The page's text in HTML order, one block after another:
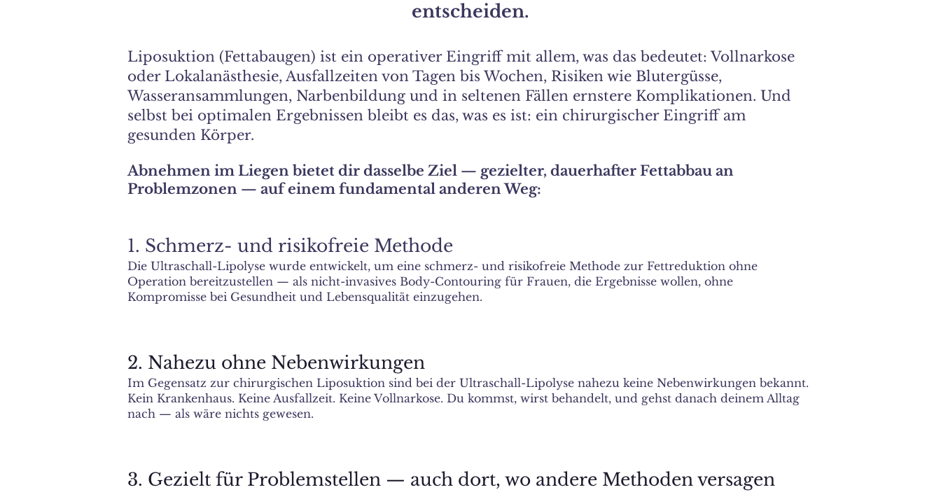
entscheiden.
Liposuktion (Fettabaugen) ist ein operativer Eingriff mit allem, was das bedeutet: Vollnarkose
oder Lokalanästhesie, Ausfallzeiten von Tagen bis Wochen, Risiken wie Blutergüsse,
Wasseransammlungen, Narbenbildung und in seltenen Fällen ernstere Komplikationen. Und
selbst bei optimalen Ergebnissen bleibt es das, was es ist: ein chirurgischer Eingriff am
gesunden Körper.
Abnehmen im Liegen bietet dir dasselbe Ziel — gezielter, dauerhafter Fettabbau an
Problemzonen — auf einem fundamental anderen Weg:
1. Schmerz- und risikofreie Methode
Die Ultraschall-Lipolyse wurde entwickelt, um eine schmerz- und risikofreie Methode zur Fettreduktion ohne
Operation bereitzustellen — als nicht-invasives Body-Contouring für Frauen, die Ergebnisse wollen, ohne
Kompromisse bei Gesundheit und Lebensqualität einzugehen.
2. Nahezu ohne Nebenwirkungen
Im Gegensatz zur chirurgischen Liposuktion sind bei der Ultraschall-Lipolyse nahezu keine Nebenwirkungen bekannt.
Kein Krankenhaus. Keine Ausfallzeit. Keine Vollnarkose. Du kommst, wirst behandelt, und gehst danach deinem Alltag
nach — als wäre nichts gewesen.
3. Gezielt für Problemstellen — auch dort, wo andere Methoden versagen